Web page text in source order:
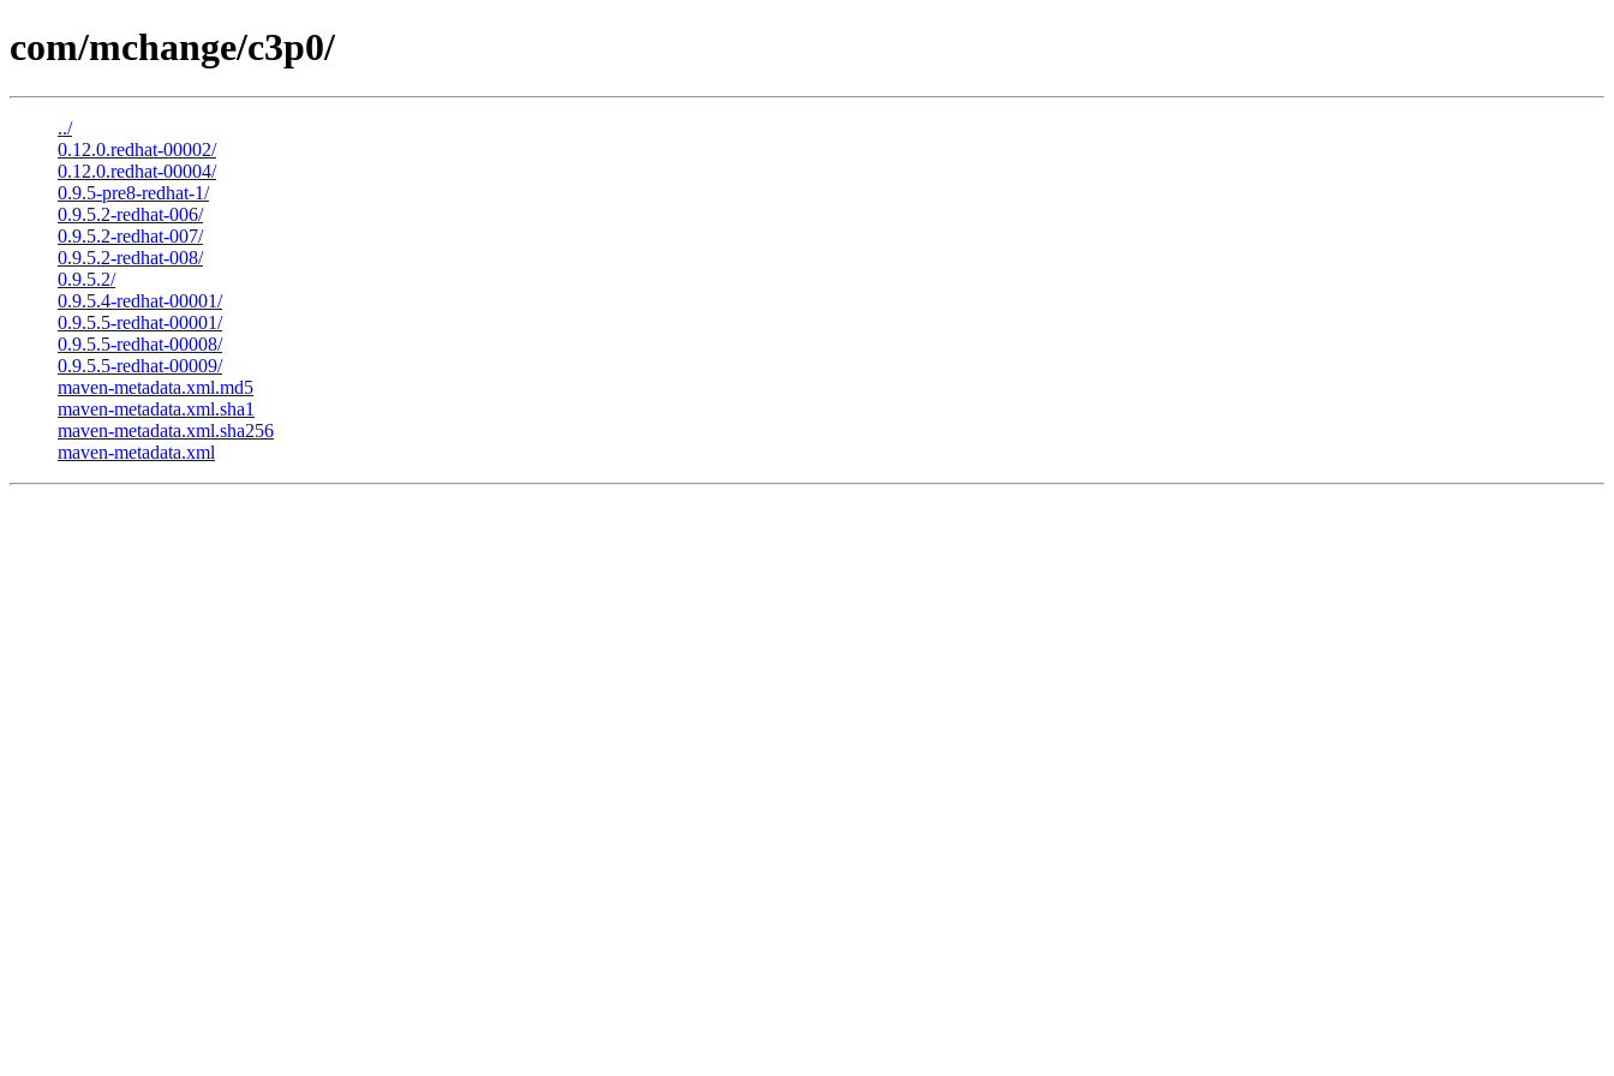
com/mchange/c3p0/
../
0.12.0.redhat-00002/
0.12.0.redhat-00004/
0.9.5-pre8-redhat-1/
0.9.5.2-redhat-006/
0.9.5.2-redhat-007/
0.9.5.2-redhat-008/
0.9.5.2/
0.9.5.4-redhat-00001/
0.9.5.5-redhat-00001/
0.9.5.5-redhat-00008/
0.9.5.5-redhat-00009/
maven-metadata.xml.md5
maven-metadata.xml.sha1
maven-metadata.xml.sha256
maven-metadata.xml